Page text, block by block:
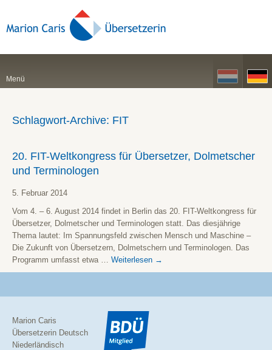
Menü
Schlagwort-Archive: FIT
20. FIT-Weltkongress für Übersetzer, Dolmetscher
und Terminologen
5. Februar 2014
Vom 4. – 6. August 2014 findet in Berlin das 20. FIT-Weltkongress für
Übersetzer, Dolmetscher und Terminologen statt. Das diesjährige
Thema lautet: Im Spannungsfeld zwischen Mensch und Maschine –
Die Zukunft von Übersetzern, Dolmetschern und Terminologen. Das
Programm umfasst etwa … Weiterlesen →
Marion Caris
Übersetzerin Deutsch
Niederländisch